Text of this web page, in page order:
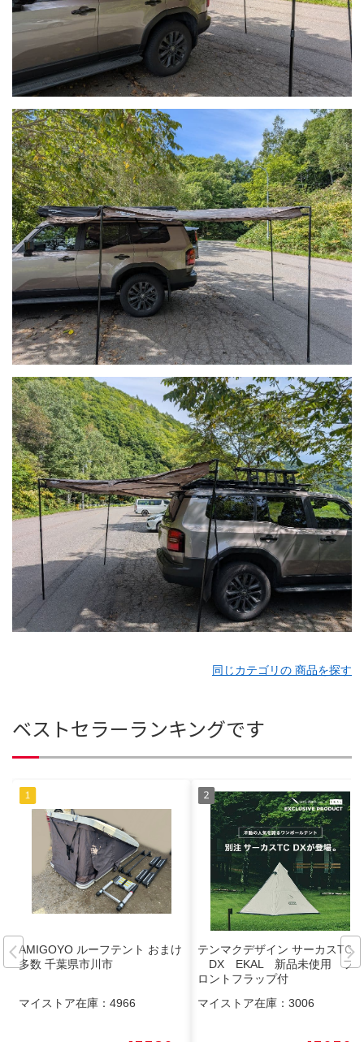
同じカテゴリの 商品を探す
ベストセラーランキングです
AMIGOYO ルーフテント おまけ
多数 千葉県市川市
マイストア在庫： 4966
テンマクデザイン サーカスTC
DX EKAL 新品未使用 フ
ロントフラップ付
マイストア在庫： 3006